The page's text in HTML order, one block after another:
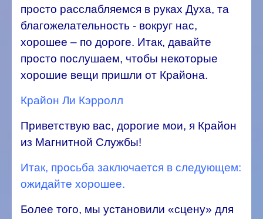
просто расслабляемся в руках Духа, та
благожелательность - вокруг нас,
хорошее – по дороге. Итак, давайте
просто послушаем, чтобы некоторые
хорошие вещи пришли от Крайона.
Крайон Ли Кэрролл
Приветствую вас, дорогие мои, я Крайон
из Магнитной Службы!
Итак, просьба заключается в следующем:
ожидайте хорошее.
Более того, мы установили «сцену» для